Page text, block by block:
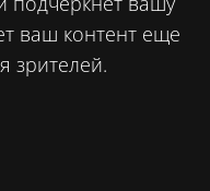
ваш контент еще
зрителей.